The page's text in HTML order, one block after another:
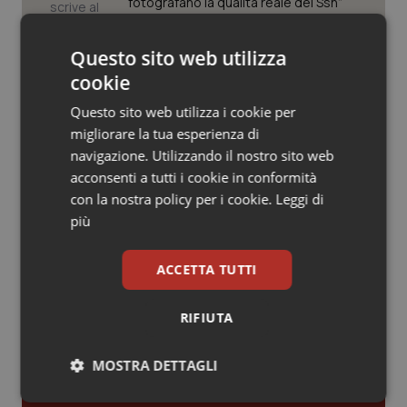
Veneto
Oncoematologia
Oncologia & Nutrizione
Psoriasi & pelle
Quotidiano Cardiologia
Quotidiano Oncologia
Case di comunità. La sfida ora è
punto della Conferenza delle Regioni
San Raffaele di Milano. Ispezioni e
criticità riscontrate, stop al
laboratorio di Embriologia
Cloud sanitario: infrastrutture,
Questo sito web utilizza
cookie
Questo sito web utilizza i cookie per
migliorare la tua esperienza di
navigazione. Utilizzando il nostro sito web
acconsenti a tutti i cookie in conformità
con la nostra policy per i cookie. Leggi di
più
ACCETTA TUTTI
RIFIUTA
MOSTRA DETTAGLI